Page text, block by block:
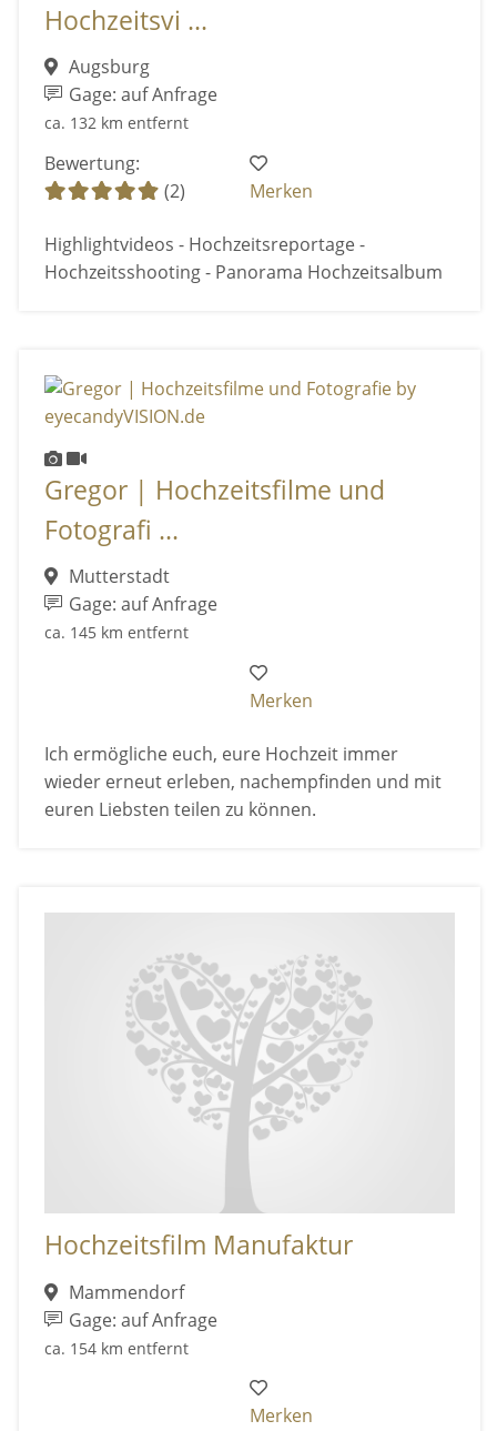
Hochzeitsvi ...
Augsburg
Gage: auf Anfrage
ca. 132 km entfernt
Bewertung:
(2)
Merken
Highlightvideos - Hochzeitsreportage -
Hochzeitsshooting - Panorama Hochzeitsalbum
Gregor | Hochzeitsfilme und
Fotografi ...
Mutterstadt
Gage: auf Anfrage
ca. 145 km entfernt
Merken
Ich ermögliche euch, eure Hochzeit immer
wieder erneut erleben, nachempfinden und mit
euren Liebsten teilen zu können.
Hochzeitsfilm Manufaktur
Mammendorf
Gage: auf Anfrage
ca. 154 km entfernt
Merken